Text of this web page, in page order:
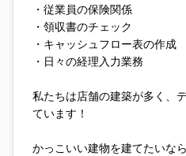
・従業員の保険関係
・領収書のチェック
・キャッシュフロー表の作成
・日々の経理入力業務
私たちは店舗の建築が多く、
ています！
かっこいい建物を建てたいな